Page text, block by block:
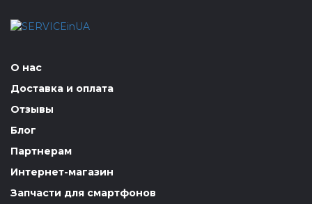
О нас
Доставка и оплата
Отзывы
Блог
Партнерам
Интернет-магазин
Запчасти для смартфонов